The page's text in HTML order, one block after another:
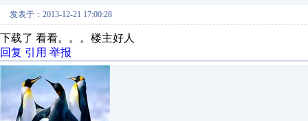
发表于：2013-12-21 17:00:28
下载了 看看。。。楼主好人
回复 引用 举报